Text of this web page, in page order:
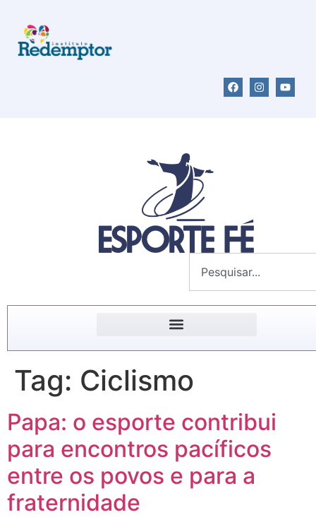
Tag: Ciclismo
Papa: o esporte contribui
para encontros pacíficos
entre os povos e para a
fraternidade